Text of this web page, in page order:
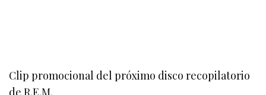
Clip promocional del próximo disco recopilatorio
de R.E.M.